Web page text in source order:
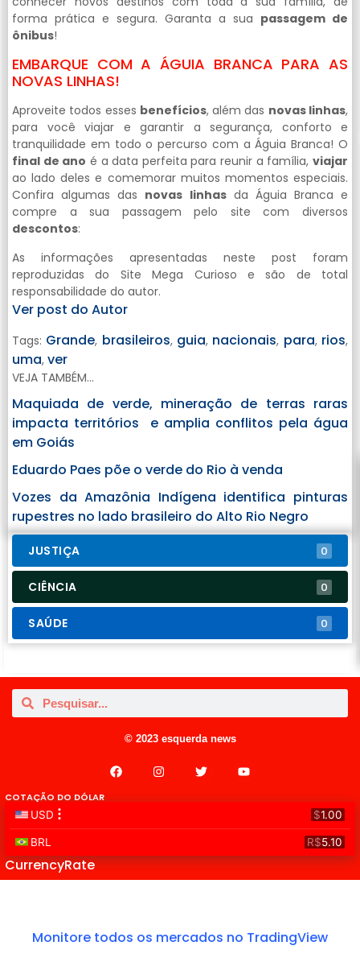
forma prática e segura. Garanta a sua passagem de
ônibus!
EMBARQUE COM A ÁGUIA BRANCA PARA AS
NOVAS LINHAS!
Aproveite todos esses benefícios, além das novas linhas,
para você viajar e garantir a segurança, conforto e
tranquilidade em todo o percurso com a Águia Branca! O
final de ano é a data perfeita para reunir a família,viajar
ao lado deles e comemorar muitos momentos especiais.
Confira algumas das novas linhasda Águia Branca e
compre a sua passagem pelo site com diversos
descontos:
As informações apresentadas neste post foram
reproduzidas do Site Mega Curioso e são de total
responsabilidade do autor.
Ver post do Autor
Tags: Grande, brasileiros, guia, nacionais, para, rios,
uma, ver
VEJA TAMBÉM...
Maquiada de verde, mineração de terras raras
impacta territórios e amplia conflitos pela água
em Goiás
Eduardo Paes põe o verde do Rio à venda
Vozes da Amazônia Indígena identifica pinturas
rupestres no lado brasileiro do Alto Rio Negro
JUSTIÇA 0
CIÊNCIA 0
SAÚDE 0
© 2023 esquerda news
COTAÇÃO DO DÓLAR
CurrencyRate
Monitore todos os mercados no TradingView